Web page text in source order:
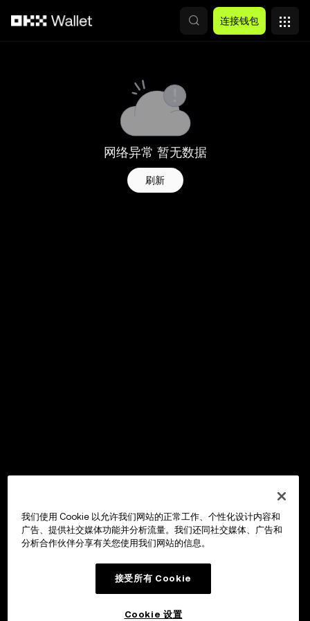
连接钱包
网络异常 暂无数据
刷新
我们使用 Cookie 以允许我们网站的正常工作、个性化设计内容和
广告、提供社交媒体功能并分析流量。我们还同社交媒体、广告和
分析合作伙伴分享有关您使用我们网站的信息。
接受所有 Cookie
Cookie 设置